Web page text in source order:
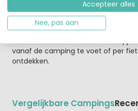
vermaak.
Met steden als Urbino, Pesaro en
vanaf de camping te voet of per
ontdekken.
Vergelijkbare Campings
Accepteer alles
Nee, pas aan